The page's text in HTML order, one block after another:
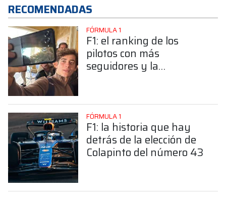
RECOMENDADAS
FÓRMULA 1
F1: el ranking de los
pilotos con más
seguidores y la
FÓRMULA 1
F1: la historia que hay
detrás de la elección de
Colapinto del número 43